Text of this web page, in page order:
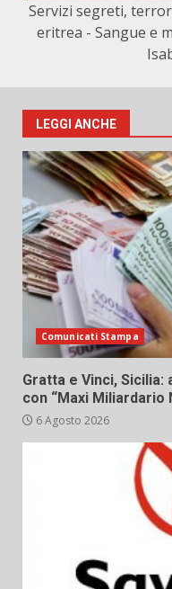
Servizi segreti,
eritrea - Sangue e
LEGGI ANCHE
Comunicati Stampa
Gratta e Vinci, Sicilia:
con “Maxi Miliardario
6 Agosto 2026